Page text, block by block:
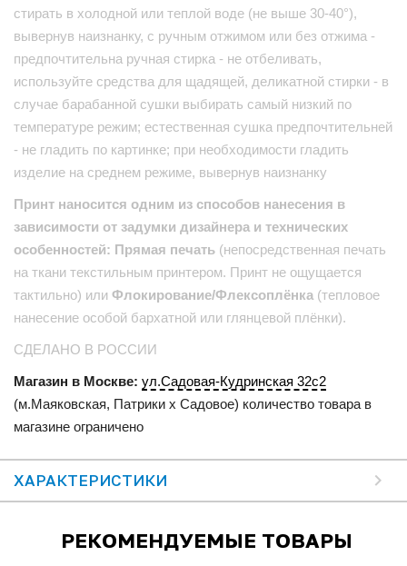
стирать в холодной или теплой воде (не выше 30-40°),
вывернув наизнанку, с ручным отжимом или без отжима -
предпочтительна ручная стирка - не отбеливать,
используйте средства для щадящей, деликатной стирки - в
случае барабанной сушки выбирать самый низкий по
температуре режим; естественная сушка предпочтительней
- не гладить по картинке; при необходимости гладить
изделие на среднем режиме, вывернув наизнанку
Принт наносится одним из способов нанесения в
зависимости от задумки дизайнера и технических
особенностей: Прямая печать (непосредственная печать
на ткани текстильным принтером. Принт не ощущается
тактильно) или Флокирование/Флексоплёнка (тепловое
нанесение особой бархатной или глянцевой плёнки).
СДЕЛАНО В РОССИИ
Магазин в Москве: ул.Садовая-Кудринская 32с2
(м.Маяковская, Патрики x Садовое) количество товара в
магазине ограничено
ХАРАКТЕРИСТИКИ
РЕКОМЕНДУЕМЫЕ ТОВАРЫ